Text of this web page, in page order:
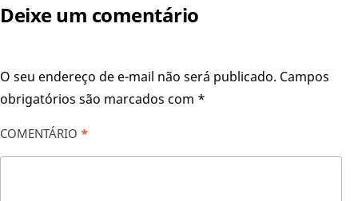
Deixe um comentário
O seu endereço de e-mail não será publicado. Campos
obrigatórios são marcados com *
COMENTÁRIO *